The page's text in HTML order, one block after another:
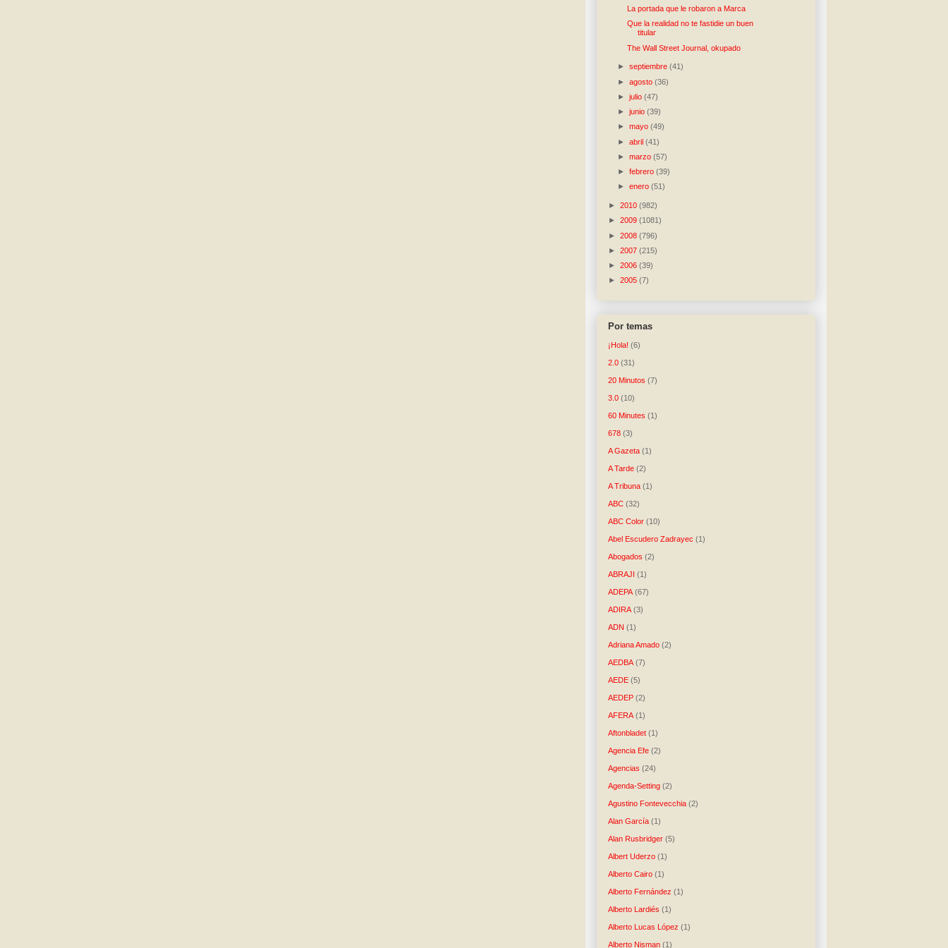
La portada que le robaron a Marca
Que la realidad no te fastidie un buen
titular
The Wall Street Journal, okupado
►septiembre(41)
►agosto(36)
►julio(47)
►junio(39)
►mayo(49)
►abril(41)
►marzo(57)
►febrero(39)
►enero(51)
► 2010 (982)
► 2009 (1081)
► 2008 (796)
► 2007 (215)
► 2006 (39)
► 2005 (7)
Por temas
¡Hola! (6)
2.0 (31)
20 Minutos (7)
3.0 (10)
60 Minutes (1)
678 (3)
A Gazeta (1)
A Tarde (2)
A Tribuna (1)
ABC (32)
ABC Color (10)
Abel Escudero Zadrayec (1)
Abogados (2)
ABRAJI (1)
ADEPA (67)
ADIRA (3)
ADN (1)
Adriana Amado (2)
AEDBA (7)
AEDE (5)
AEDEP (2)
AFERA (1)
Aftonbladet (1)
Agencia Efe (2)
Agencias (24)
Agenda-Setting (2)
Agustino Fontevecchia (2)
Alan García (1)
Alan Rusbridger (5)
Albert Uderzo (1)
Alberto Cairo (1)
Alberto Fernández (1)
Alberto Lardiés (1)
Alberto Lucas López (1)
Alberto Nisman (1)